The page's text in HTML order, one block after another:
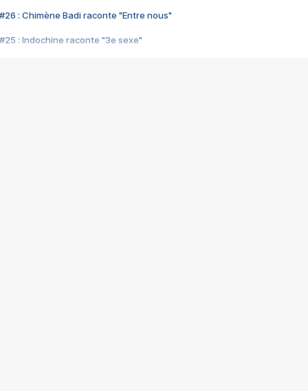
#26 : Chimène Badi raconte "Entre nous"
#25 : Indochine raconte "3e sexe"